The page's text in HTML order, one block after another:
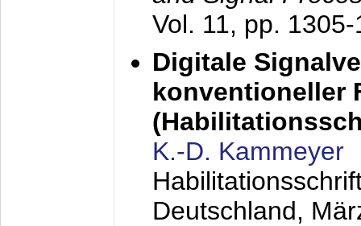
Vol. 11, pp.
Digitale
konventioneller
K.-D. Kammeyer
Deutschland,